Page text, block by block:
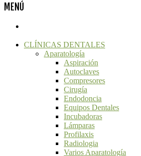
MENÚ
CLÍNICAS DENTALES
Aparatología
Aspiración
Autoclaves
Compresores
Cirugía
Endodoncia
Equipos Dentales
Incubadoras
Lámparas
Profilaxis
Radiologia
Varios Aparatología